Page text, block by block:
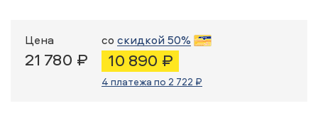
Цена
21 780 ₽
со скидкой 50%
10 890 ₽
4 платежа по 2 722 ₽